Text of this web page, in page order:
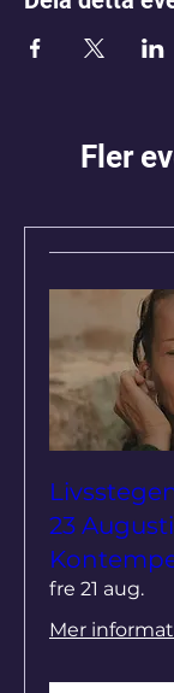
Fler
23
fre 21 aug.
Mer